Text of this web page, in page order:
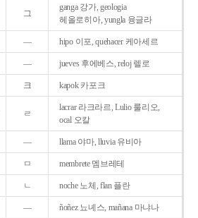
그
ganga 강가, geologia
헤올로히아, yungla 융글라
― hipo 이포, quehacer 케아세르
― jueves 후에베스, reloj 렐로
크 kapok 카포크
ㄹ
lacrar 라크라르, Lulio 룰리오,
ocal 오칼
― llama 야마, lluvia 유비아
ㅁ membrete 멤브레테
ㄴ noche 노체, flan 플란
― ñoñez 뇨녜스, mañana 마냐나